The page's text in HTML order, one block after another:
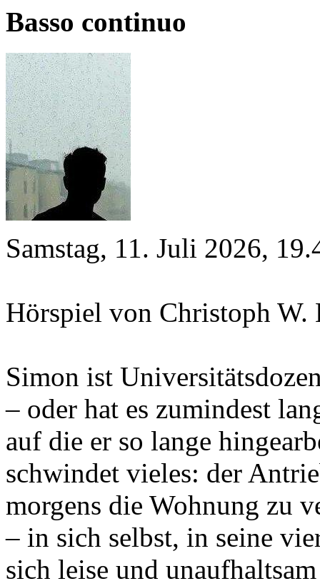
Basso continuo
Samstag, 11. Juli 2026,
Hörspiel von Christoph W.
Simon ist
– oder hat es zumindest
auf die er so lange
schwindet vieles: der
morgens die Wohnung zu
– in sich selbst, in seine
sich leise und